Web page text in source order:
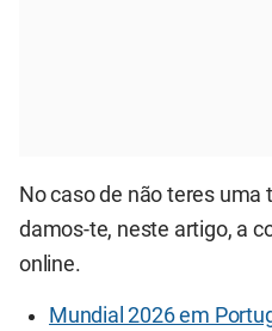
No caso de não teres uma
damos-te, neste artigo, a
online.
Mundial 2026 em